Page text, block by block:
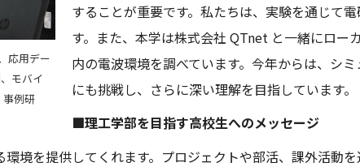
応用デー
モバイ
事例研
することが重要です。私たちは、実験を通じて
す。また、本学は株式会社 QTnet と一緒にロー
内の電波環境を調べています。今年からは、シ
にも挑戦し、さらに深い理解を目指しています。
■理工学部を目指す高校生へのメッセージ
境を提供してくれます。プロジェクトや部活、課外活動